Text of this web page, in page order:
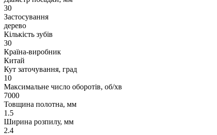
30
Застосування
дерево
Кількість зубів
30
Країна-виробник
Китай
Кут заточування, град
10
Максимальне число оборотів, об/хв
7000
Товщина полотна, мм
1.5
Ширина розпилу, мм
2.4